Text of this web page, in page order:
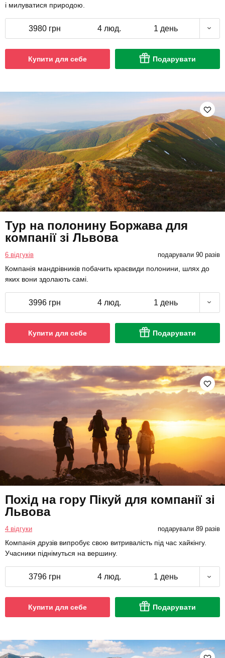
і милуватися природою.
3980 грн 4 люд. 1 день
Купити для себе Подарувати
Тур на полонину Боржава для
компанії зі Львова
6 відгуків подарували 90 разів
Компанія мандрівників побачить краєвиди полонини, шлях до
яких вони здолають самі.
3996 грн 4 люд. 1 день
Купити для себе Подарувати
Похід на гору Пікуй для компанії зі
Львова
4 відгуки подарували 89 разів
Компанія друзів випробує свою витривалість під час хайкінгу.
Учасники піднімуться на вершину.
3796 грн 4 люд. 1 день
Купити для себе Подарувати